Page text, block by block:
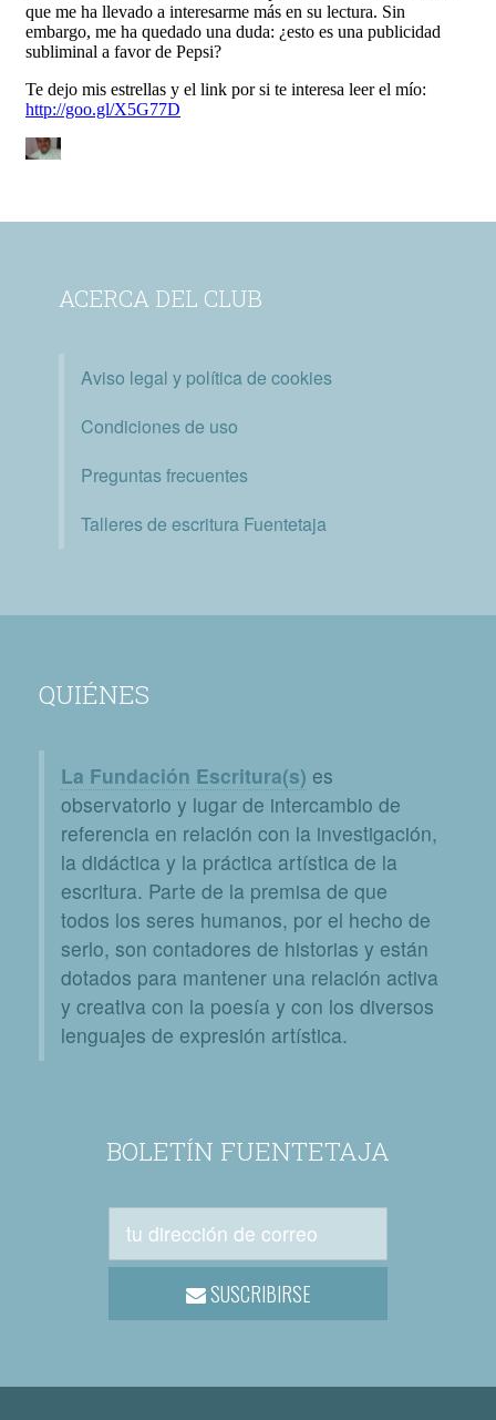
ACERCA DEL CLUB
Aviso legal y política de cookies
Condiciones de uso
Preguntas frecuentes
Talleres de escritura Fuentetaja
QUIÉNES
La Fundación Escritura(s) es
observatorio y lugar de intercambio de
referencia en relación con la investigación,
la didáctica y la práctica artística de la
escritura. Parte de la premisa de que
todos los seres humanos, por el hecho de
serlo, son contadores de historias y están
dotados para mantener una relación activa
y creativa con la poesía y con los diversos
lenguajes de expresión artística.
BOLETÍN FUENTETAJA
SUSCRIBIRSE